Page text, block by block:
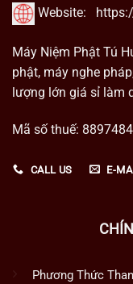
Website:
Máy Niệm Phật Tú
phật, máy nghe
lượng lớn giá sỉ làm
Mã số thuế:
CALL US E-
Phương Thức